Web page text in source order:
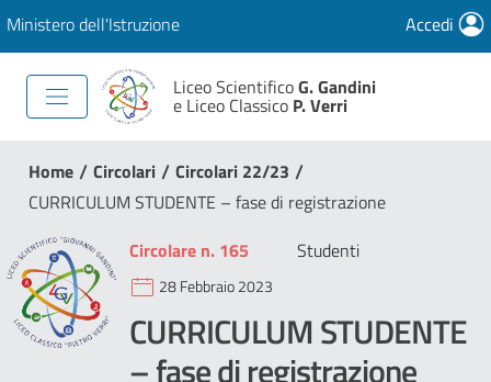
Ministero dell'Istruzione Accedi
Liceo ScientificoG. Gandini
e Liceo Classico P. Verri
Home / Circolari / Circolari 22/23 /
CURRICULUM STUDENTE – fase di registrazione
Circolare n. 165
Studenti
28 Febbraio 2023
CURRICULUM STUDENTE
– fase di registrazione